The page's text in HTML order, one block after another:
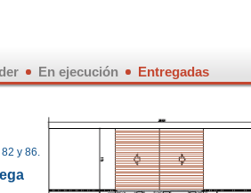
En ejecución Entregadas
Entre Ríos
Mendoza
Misiones
Salta
y 86.